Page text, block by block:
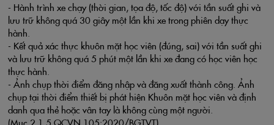
- Hành trình xe chạy (thời gian, tọa độ, tốc độ) với tần suất ghi và
lưu trữ không quá 30 giây một lần khi xe trong phiên dạy thực
hành.
- Kết quả xác thực khuôn mặt học viên (đúng, sai) với tần suất ghi
và lưu trữ không quá 5 phút một lần khi xe đang có học viên học
thực hành.
- Ảnh chụp thời điểm đăng nhập và đăng xuất thành công. Ảnh
chụp tại thời điểm thiết bị phát hiện Khuôn mặt học viên và định
danh qua thẻ hoặc vân tay là không cùng một người.